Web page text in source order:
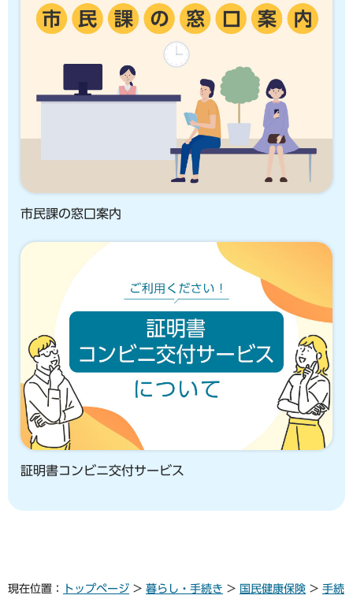
市民課の窓口案内
証明書コンビニ交付サービス
現在位置： トップページ > 暮らし・手続き > 国民健康保険 > 手続